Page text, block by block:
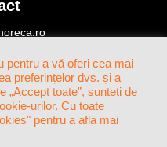
466
pentru a vă oferi cea mai
preferințelor dvs. și a
„Accept toate”, sunteți de
urilor. Cu toate
pentru a afla mai